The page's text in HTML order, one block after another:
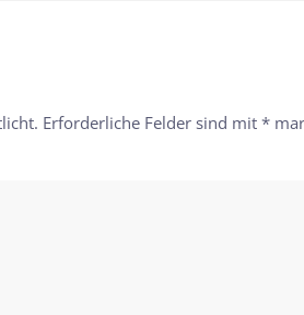
Erforderliche Felder sind mit *